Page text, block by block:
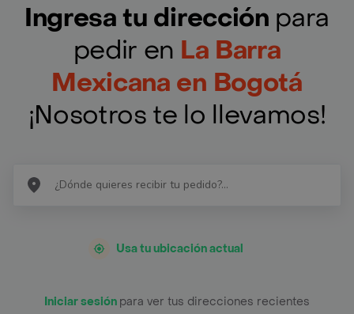
Ingresa tu dirección para
pedir en La Barra
Mexicana en Bogotá
¡Nosotros te lo llevamos!
Usa tu ubicación actual
Iniciar sesión para ver tus direcciones recientes